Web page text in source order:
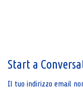
Start a
Il tuo indirizzo email